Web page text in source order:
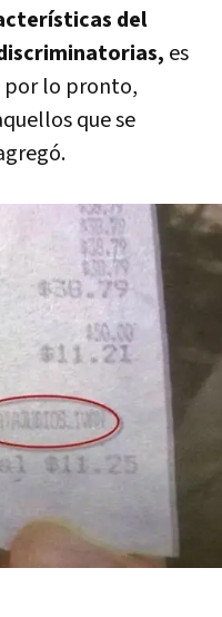
del
es
por lo pronto,
que se